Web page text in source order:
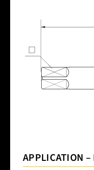
APPLICATION –